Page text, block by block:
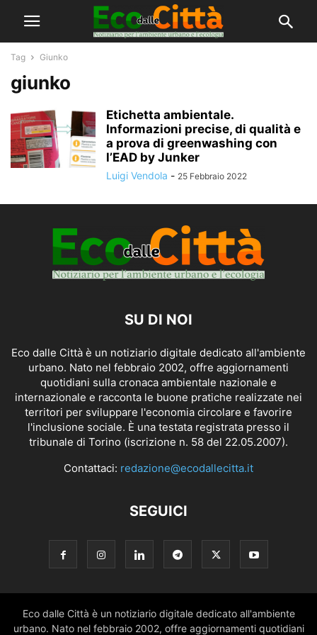
Tag Giunko
giunko
Etichetta ambientale.
Informazioni precise, di qualità e
a prova di greenwashing con
l’EAD by Junker
Luigi Vendola - 25 Febbraio 2022
SU DI NOI
Eco dalle Città è un notiziario digitale dedicato all'ambiente
urbano. Nato nel febbraio 2002, offre aggiornamenti
quotidiani sulla cronaca ambientale nazionale e
internazionale e racconta le buone pratiche realizzate nei
territori per sviluppare l'economia circolare e favorire
l'inclusione sociale. È una testata registrata presso il
tribunale di Torino (iscrizione n. 58 del 22.05.2007).
Contattaci: redazione@ecodallecitta.it
SEGUICI
Eco dalle Città è un notiziario digitale dedicato all'ambiente
urbano. Nato nel febbraio 2002, offre aggiornamenti quotidiani